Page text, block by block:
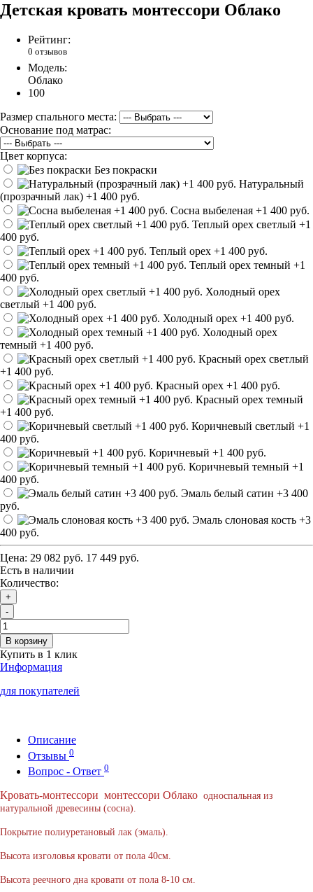
Детская кровать монтессори Облако
Рейтинг:
0 отзывов
Модель:
Облако
100
Размер спального места:
Основание под матрас:
Цвет корпуса:
Без покраски
Натуральный
(прозрачный лак) +1 400 руб.
Сосна выбеленая +1 400 руб.
Теплый орех светлый +1
400 руб.
Теплый орех +1 400 руб.
Теплый орех темный +1
400 руб.
Холодный орех
светлый +1 400 руб.
Холодный орех +1 400 руб.
Холодный орех
темный +1 400 руб.
Красный орех светлый
+1 400 руб.
Красный орех +1 400 руб.
Красный орех темный
+1 400 руб.
Коричневый светлый +1
400 руб.
Коричневый +1 400 руб.
Коричневый темный +1
400 руб.
Эмаль белый сатин +3 400
руб.
Эмаль слоновая кость +3
400 руб.
Цена: 29 082 руб. 17 449 руб.
Есть в наличии
Количество:
+
-
В корзину
Купить в 1 клик
Информация
для покупателей
Описание
Отзывы 0
Вопрос - Ответ 0
Кровать-монтессори монтессори Облако односпальная из
натуральной древесины (сосна).
Покрытие полиуретановый лак (эмаль).
Высота изголовья кровати от пола 40см.
Высота реечного дна кровати от пола 8-10 см.